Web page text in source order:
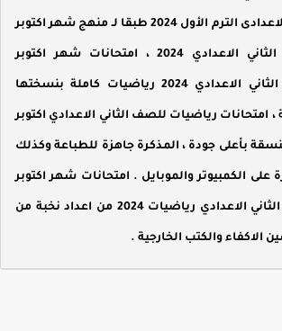
الثانى الاعدادى الترم الأول 2024 طبقا لـ منهج شهر اكتوبر
الاعدادي 2024 ، امتحانات شهر اكتوبر
للصف الثاني الاعدادي 2024 رياضيات كاملة بنسختها
امتحانات رياضيات للصف الثاني الاعدادي اكتوبر
بأعلى جودة ، المذكرة جاهزة للطباعة وكذلك
الكمبيوتر والموبايل .امتحانات شهر اكتوبر
للصف الثاني الاعدادي رياضيات 2024 من اعداد نخبة من
والكتب الخارجية.